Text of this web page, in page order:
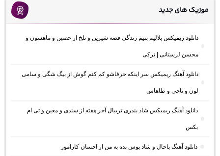
موزیک های جدید
دانلود ریمیکس بلالیم بنیم زندگی قصه شیرین و تلخ از حصین و ماهسون و
محسن لرستانی | ترکی
دانلود آهنگ ریمیکس سر اینکه حرفاشو کم کنم گوش از بیگ شگی و سامی
لون و ناجی و طاهاس
دانلود آهنگ ریمیکس شاد بندری تریبال آخر هفته از سندی و معین و تی ام
بکس
دانلود آهنگ باحال و شاد بوس بده به من از احسان کاراموز